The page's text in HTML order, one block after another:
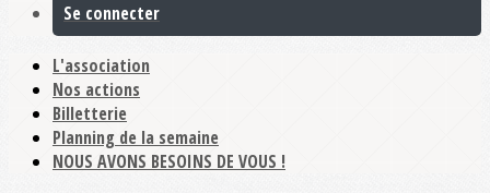
Se connecter
L'association
Nos actions
Billetterie
Planning de la semaine
NOUS AVONS BESOINS DE VOUS !